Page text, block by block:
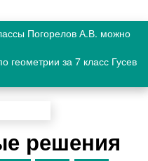
Погорелов А.В. можно
геометрии за 7 класс Гусев
решения